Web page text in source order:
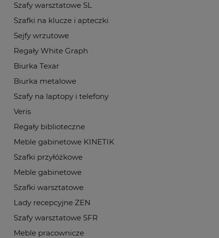
Szafy warsztatowe SL
Szafki na klucze i apteczki
Sejfy wrzutowe
Regały White Graph
Biurka Texar
Biurka metalowe
Szafy na laptopy i telefony
Veris
Regały biblioteczne
Meble gabinetowe KINETIK
Szafki przyłóżkowe
Meble gabinetowe
Szafki warsztatowe
Lady recepcyjne ZEN
Szafy warsztatowe SFR
Meble pracownicze